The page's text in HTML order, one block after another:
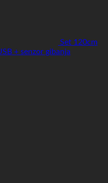
Set 120cm
+ senzor gibanja